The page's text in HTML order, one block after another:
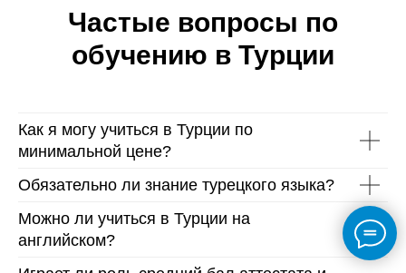
Частые вопросы по
обучению в Турции
Как я могу учиться в Турции по
минимальной цене?
Обязательно ли знание турецкого языка?
Можно ли учиться в Турции на
английском?